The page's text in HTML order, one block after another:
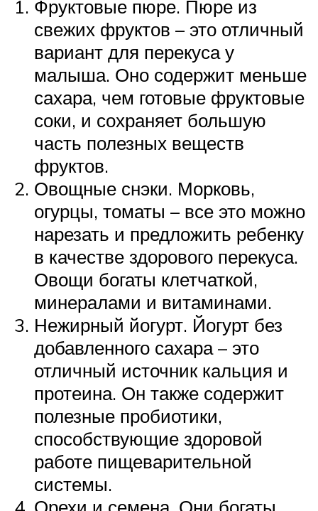
Фруктовые пюре. Пюре из
свежих фруктов – это отличный
вариант для перекуса у
малыша. Оно содержит меньше
сахара, чем готовые фруктовые
соки, и сохраняет большую
часть полезных веществ
фруктов.
Овощные снэки. Морковь,
огурцы, томаты – все это можно
нарезать и предложить ребенку
в качестве здорового перекуса.
Овощи богаты клетчаткой,
минералами и витаминами.
Нежирный йогурт. Йогурт без
добавленного сахара – это
отличный источник кальция и
протеина. Он также содержит
полезные пробиотики,
способствующие здоровой
работе пищеварительной
системы.